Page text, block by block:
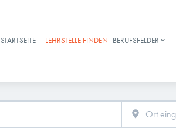
STARTSEITE LEHRSTELLE FINDEN BERUFSFELDER